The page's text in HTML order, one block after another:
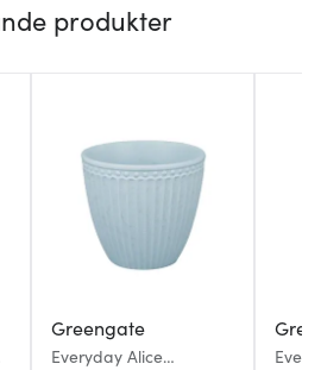
produkter
Greengate
Everyday Alice